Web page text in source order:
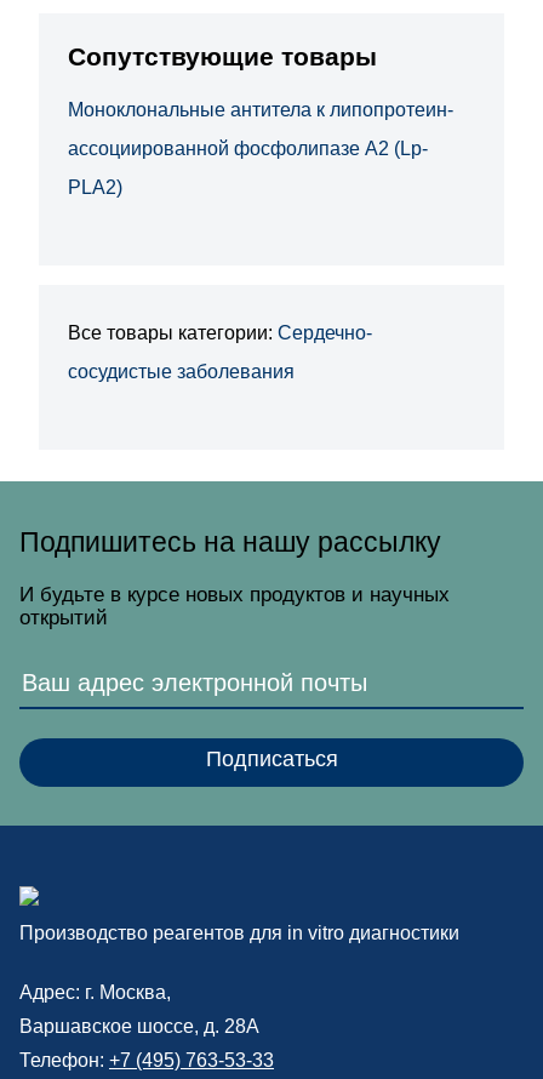
Сопутствующие товары
Моноклональные антитела к липопротеин-
ассоциированной фосфолипазе A2 (Lp-
PLA2)
Все товары категории: Сердечно-
сосудистые заболевания
Подпишитесь на нашу рассылку
И будьте в курсе новых продуктов и научных
открытий
Производство реагентов для in vitro диагностики
Адрес: г. Москва,
Варшавское шоссе, д. 28А
Телефон: +7 (495) 763-53-33